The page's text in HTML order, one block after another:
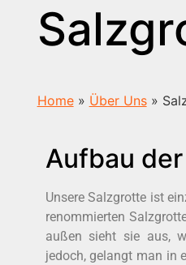
Home» Über Uns»
Aufbau
Unsere Salzgrotte ist
renommierten
außen sieht sie aus,
jedoch, gelangt man in